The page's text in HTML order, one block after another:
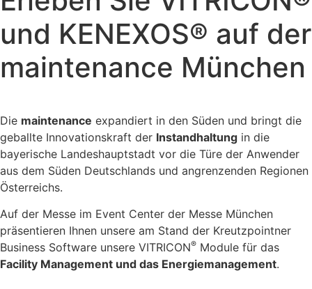
und KENEXOS® auf der
maintenance München
Die maintenance expandiert in den Süden und bringt die
geballte Innovationskraft der Instandhaltung in die
bayerische Landeshauptstadt vor die Türe der Anwender
aus dem Süden Deutschlands und angrenzenden Regionen
Österreichs.
Auf der Messe im Event Center der Messe München
präsentieren Ihnen unsere am Stand der Kreutzpointner
Business Software unsere VITRICON® Module für das
Facility Management und das Energiemanagement.